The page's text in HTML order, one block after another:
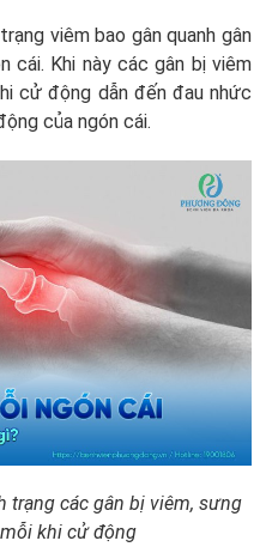
viêm bao gân quanh gân
cái. Khi này các gân bị viêm
cử động dẫn đến đau nhức
của ngón cái.
trạng các gân bị viêm, sưng
khi cử động